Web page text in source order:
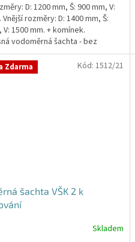
D: 1200 mm, Š: 900 mm, V:
Vnější rozměry: D: 1400 mm, Š:
V: 1500 mm. + komínek.
vodoměrná šachta - bez
Zdarma
šachta VŠK 2 k
Skladem
Kód: 1512/21